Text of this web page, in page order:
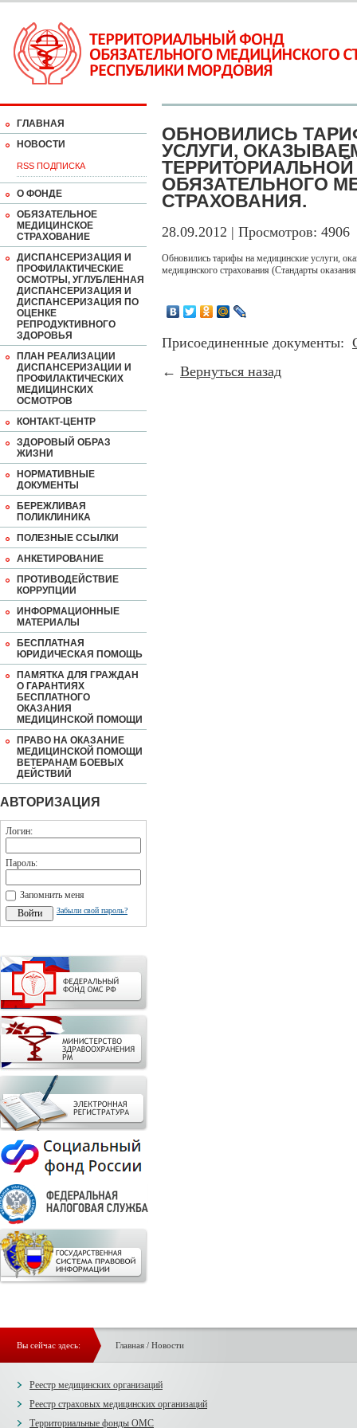
ГЛАВНАЯ
НОВОСТИ
RSS ПОДПИСКА
О ФОНДЕ
ОБЯЗАТЕЛЬНОЕ
МЕДИЦИНСКОЕ
СТРАХОВАНИЕ
ДИСПАНСЕРИЗАЦИЯ И
ПРОФИЛАКТИЧЕСКИЕ
ОСМОТРЫ, УГЛУБЛЕННАЯ
ДИСПАНСЕРИЗАЦИЯ И
ДИСПАНСЕРИЗАЦИЯ ПО
ОЦЕНКЕ
РЕПРОДУКТИВНОГО
ЗДОРОВЬЯ
ПЛАН РЕАЛИЗАЦИИ
ДИСПАНСЕРИЗАЦИИ И
ПРОФИЛАКТИЧЕСКИХ
МЕДИЦИНСКИХ
ОСМОТРОВ
КОНТАКТ-ЦЕНТР
ЗДОРОВЫЙ ОБРАЗ
ЖИЗНИ
НОРМАТИВНЫЕ
ДОКУМЕНТЫ
БЕРЕЖЛИВАЯ
ПОЛИКЛИНИКА
ПОЛЕЗНЫЕ ССЫЛКИ
АНКЕТИРОВАНИЕ
ПРОТИВОДЕЙСТВИЕ
КОРРУПЦИИ
ИНФОРМАЦИОННЫЕ
МАТЕРИАЛЫ
БЕСПЛАТНАЯ
ЮРИДИЧЕСКАЯ ПОМОЩЬ
ПАМЯТКА ДЛЯ ГРАЖДАН
О ГАРАНТИЯХ
БЕСПЛАТНОГО
ОКАЗАНИЯ
МЕДИЦИНСКОЙ ПОМОЩИ
ПРАВО НА ОКАЗАНИЕ
МЕДИЦИНСКОЙ ПОМОЩИ
ВЕТЕРАНАМ БОЕВЫХ
ДЕЙСТВИЙ
АВТОРИЗАЦИЯ
Логин:
Пароль:
Запомнить меня
Забыли свой пароль?
ОБНОВИЛИСЬ
УСЛУГИ,
ОБЯЗАТЕЛЬНОГО
СТРАХОВАНИЯ.
28.09.2012 | Просмотров: 4906
Обновились тарифы на медицинские услуги,
медицинского страхования (Стандарты
Присоединенные документы:
← Вернуться назад
Вы сейчас здесь: Главная/ Новости
Реестр медицинских организаций
Реестр страховых медицинских организаций
Территориальные фонды ОМС